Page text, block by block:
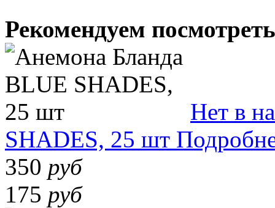
Рекомендуем посмотреть
Нет в
SHADES, 25 шт
350 руб
175 руб